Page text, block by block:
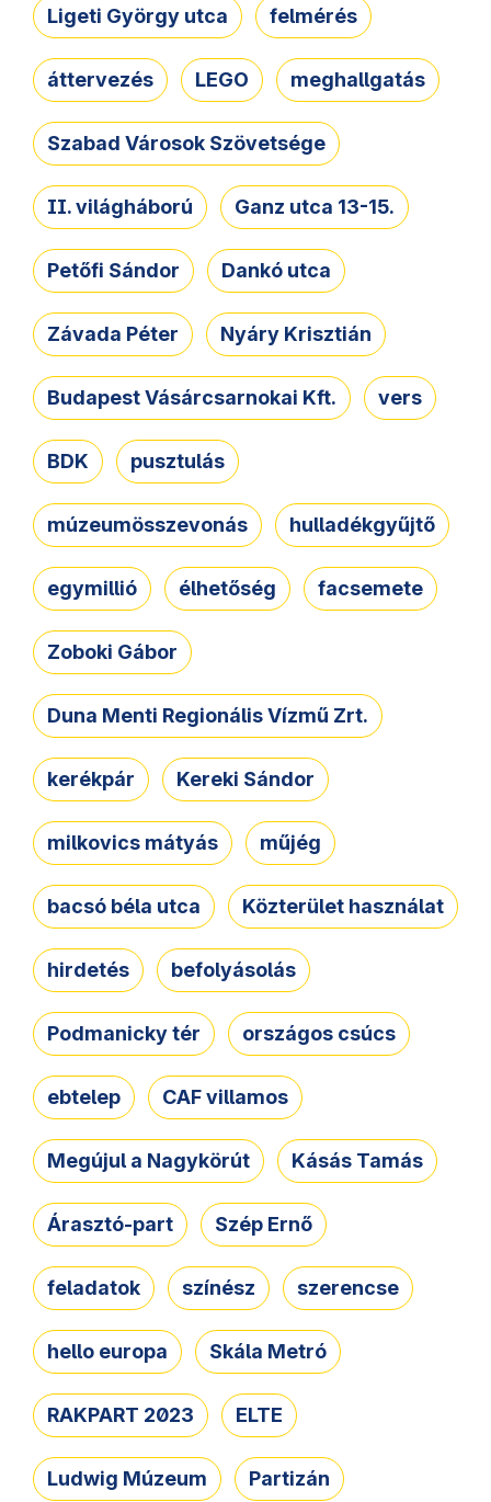
Ligeti György utca felmérés
áttervezés LEGO meghallgatás
Szabad Városok Szövetsége
II. világháború Ganz utca 13-15.
Petőfi Sándor Dankó utca
Závada Péter Nyáry Krisztián
Budapest Vásárcsarnokai Kft. vers
BDK pusztulás
múzeumösszevonás hulladékgyűjtő
egymillió élhetőség facsemete
Zoboki Gábor
Duna Menti Regionális Vízmű Zrt.
kerékpár Kereki Sándor
milkovics mátyás műjég
bacsó béla utca Közterület használat
hirdetés befolyásolás
Podmanicky tér országos csúcs
ebtelep CAF villamos
Megújul a Nagykörút Kásás Tamás
Árasztó-part Szép Ernő
feladatok színész szerencse
hello europa Skála Metró
RAKPART 2023 ELTE
Ludwig Múzeum Partizán